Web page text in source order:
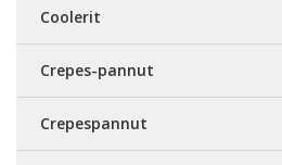
Coolerit
Crepes-pannut
Crepespannut